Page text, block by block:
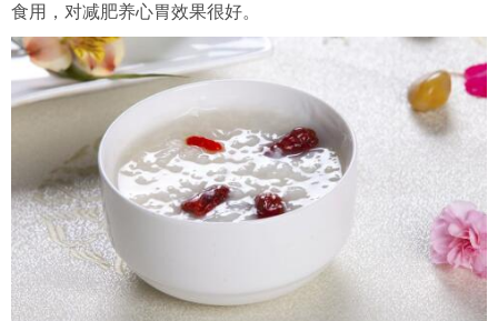
食用，对减肥养心胃效果很好。